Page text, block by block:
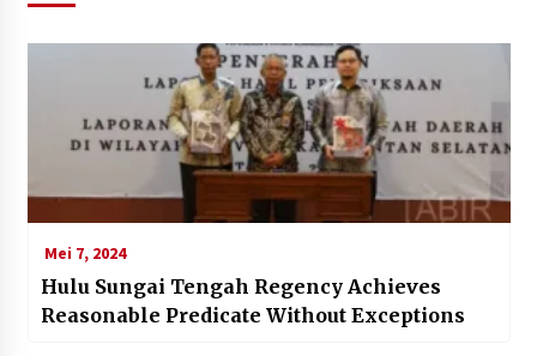
Mei 7, 2024
Hulu Sungai Tengah Regency Achieves
Reasonable Predicate Without Exceptions